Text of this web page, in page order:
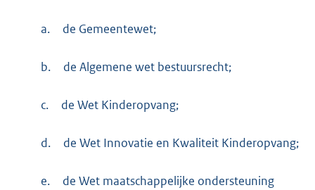
a. de Gemeentewet;
b. de Algemene wet bestuursrecht;
c. de Wet Kinderopvang;
d. de Wet Innovatie en Kwaliteit Kinderopvang;
e.
de Wet maatschappelijke ondersteuning